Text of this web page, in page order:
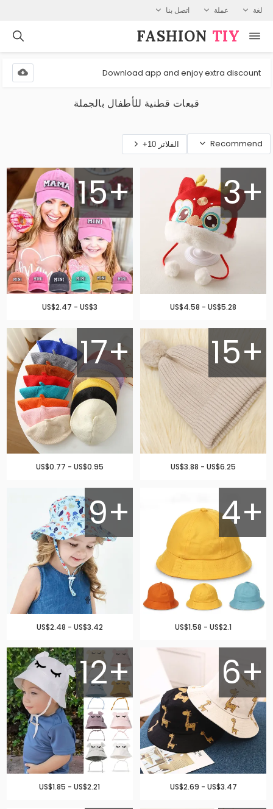
لغة عملة اتصل بنا
FASHION⁠ TIY
Download app and enjoy extra discount
قبعات قطنية للأطفال بالجملة
Recommend الفلاتر 10+
3+
US$4.58 - US$5.28
15+
US$2.47 - US$3
15+
US$3.88 - US$6.25
17+
US$0.77 - US$0.95
4+
US$1.58 - US$2.1
9+
US$2.48 - US$3.42
6+
US$2.69 - US$3.47
12+
US$1.85 - US$2.21